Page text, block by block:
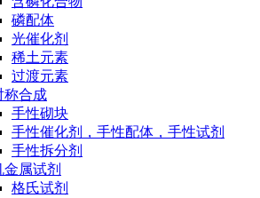
磷配体
光催化剂
稀土元素
过渡元素
称合成
手性砌块
手性催化剂，手性配体，手性试剂
手性拆分剂
金属试剂
格氏试剂